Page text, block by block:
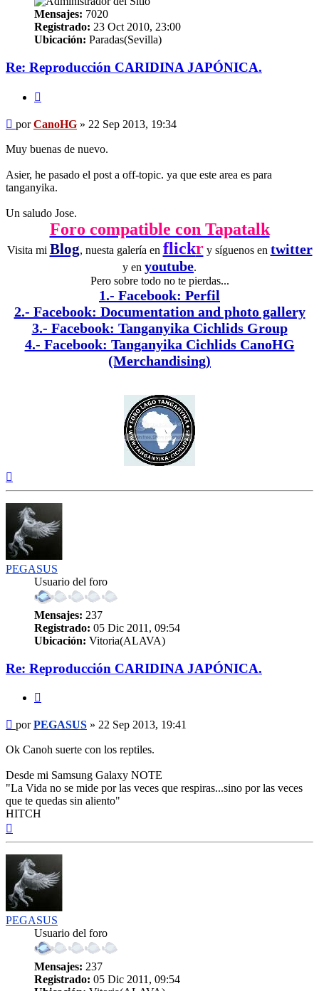
Mensajes: 7020
Registrado: 23 Oct 2010, 23:00
Ubicación: Paradas(Sevilla)
Re: Reproducción CARIDINA JAPÓNICA.
Mensaje
porCanoHG » 22 Sep 2013, 19:34
Muy buenas de nuevo.
Asier, he pasado el post a off-topic. ya que este area es para
tanganyika.
Un saludo Jose.
Foro compatible con Tapatalk
Visita mi Blog, nuesta galería en flickry síguenos en twitter
y en youtube.
Pero sobre todo no te pierdas...
1.- Facebook: Perfil
2.- Facebook: Documentation and photo gallery
3.- Facebook: Tanganyika Cichlids Group
4.- Facebook: Tanganyika Cichlids CanoHG
(Merchandising)
PEGASUS
Usuario del foro
Mensajes: 237
Registrado: 05 Dic 2011, 09:54
Ubicación: Vitoria(ALAVA)
Re: Reproducción CARIDINA JAPÓNICA.
Mensaje
porPEGASUS » 22 Sep 2013, 19:41
Ok Canoh suerte con los reptiles.
Desde mi Samsung Galaxy NOTE
"La Vida no se mide por las veces que respiras...sino por las veces
que te quedas sin aliento"
HITCH
PEGASUS
Usuario del foro
Mensajes: 237
Registrado: 05 Dic 2011, 09:54